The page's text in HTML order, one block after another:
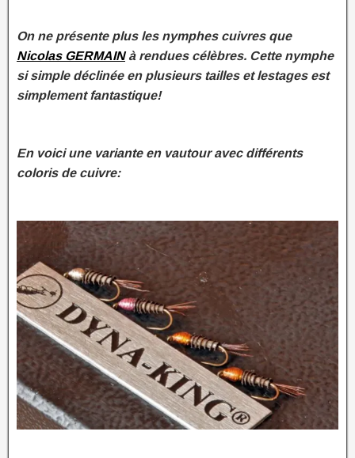
On ne présente plus les nymphes cuivres que
Nicolas GERMAINà rendues célèbres. Cette nymphe
si simple déclinée en plusieurs tailles et lestages est
simplement fantastique!
En voici une variante en vautour avec différents
coloris de cuivre: